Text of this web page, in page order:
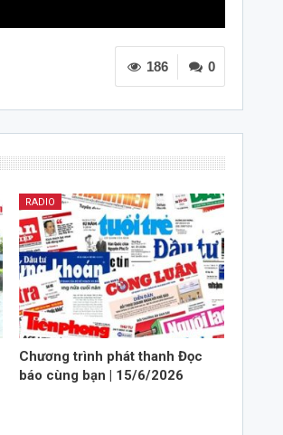
0
186
RADIO
Chương trình phát thanh Đọc
báo cùng bạn | 15/6/2026